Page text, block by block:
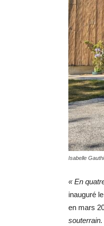
Isabelle
« En
inauguré
en mars